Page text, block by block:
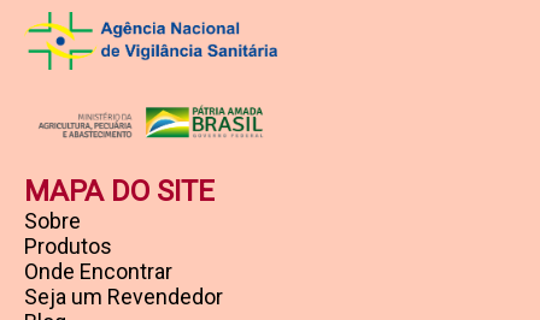
MAPA DO SITE
Sobre
Produtos
Onde Encontrar
Seja um Revendedor